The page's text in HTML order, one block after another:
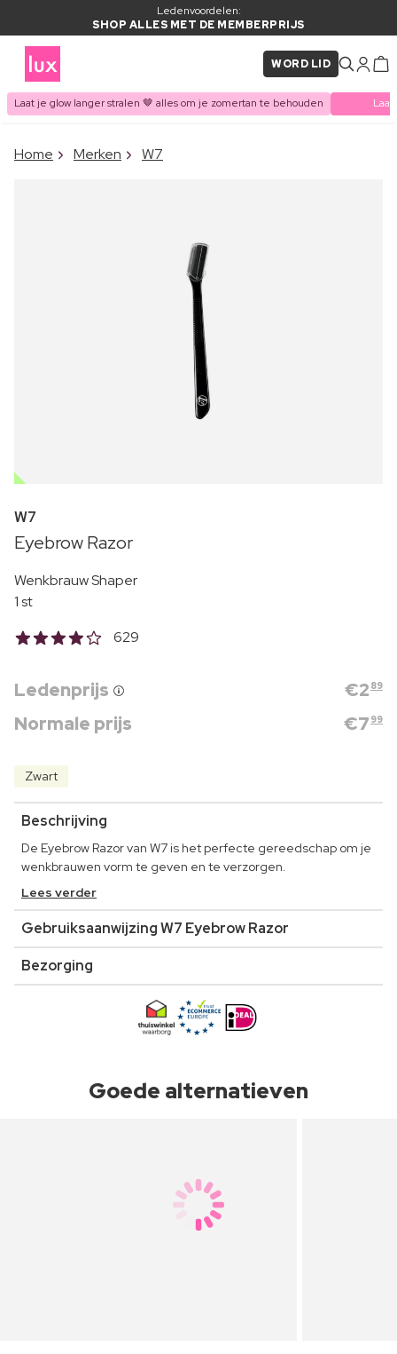
Ledenvoordelen:
SHOP ALLES MET DE MEMBERPRIJS
WORD LID
Laat je glow langer stralen 🤎 alles om je zomertan te behouden
ITEM TOEGEVOEGD AAN
Home Merken W7
OUTLET
W7
Eyebrow Razor
Wenkbrauw Shaper
1 st
629
Ledenprijs €2 89
Normale prijs €7 99
Zwart
Beschrijving
De Eyebrow Razor van W7 is het perfecte gereedschap om je
wenkbrauwen vorm te geven en te verzorgen.
Lees verder
Gebruiksaanwijzing W7 Eyebrow Razor
Bezorging
Goede alternatieven